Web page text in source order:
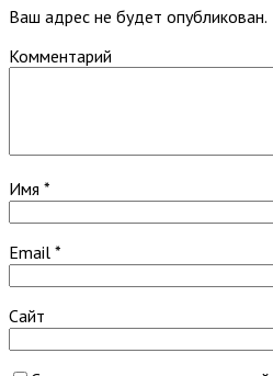
Ваш адрес не будет опубликован.
Комментарий
Имя *
Email *
Сайт